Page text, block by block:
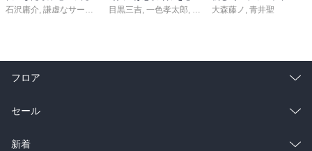
石沢庸介, 謙虚なサークル メル。
目黒三吉, 一色孝太郎, Parum大森藤ノ , 青井聖
フロア
総合
ラノベ
セール
総合
新着